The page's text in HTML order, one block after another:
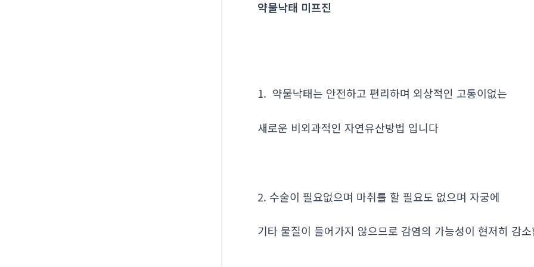
약물낙태 미프진
1. 약물낙태는 안전하고 편리하며 외상적인 고통이없는
새로운 비외과적인 자연유산방법 입니다
2. 수술이 필요없으며 마취를 할 필요도 없으며 자궁에
기타 물질이 들어가지 않으므로 감염의 가능성이 현저히 감